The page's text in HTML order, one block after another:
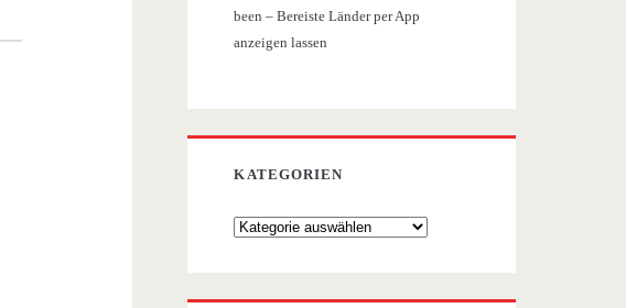
been – Bereiste Länder per App
anzeigen lassen
KATEGORIEN
Kategorien